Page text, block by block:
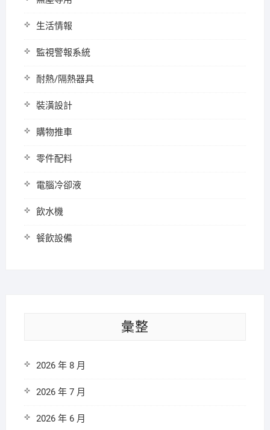
生活情報
監視警報系統
耐熱/隔熱器具
裝潢設計
購物推車
零件配料
電腦冷卻液
飲水機
餐飲設備
彙整
2026 年 8 月
2026 年 7 月
2026 年 6 月